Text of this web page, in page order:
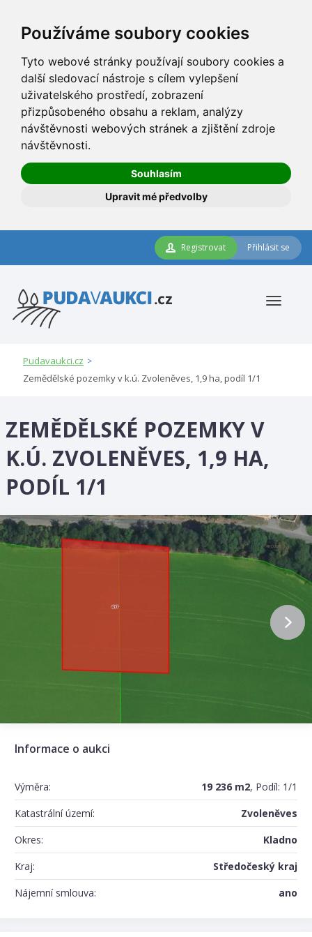
Používáme soubory cookies
Tyto webové stránky používají soubory cookies a
další sledovací nástroje s cílem vylepšení
uživatelského prostředí, zobrazení
přizpůsobeného obsahu a reklam, analýzy
návštěvnosti webových stránek a zjištění zdroje
návštěvnosti.
Souhlasím
Upravit mé předvolby
Přihlásit se
Registrovat
Pudavaukci.cz >
Zemědělské pozemky v k.ú. Zvoleněves, 1,9 ha, podíl 1/1
ZEMĚDĚLSKÉ POZEMKY V
K.Ú. ZVOLENĚVES, 1,9 HA,
PODÍL 1/1
Informace o aukci
Výměra: 19 236 m2, Podíl: 1/1
Katastrální území:
Zvoleněves
Okres:
Kladno
Kraj:
Středočeský kraj
Nájemní smlouva:
ano